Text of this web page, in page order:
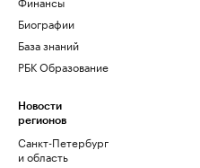
Биографии
База знаний
РБК Образование
Новости
регионов
Санкт-Петербург
и область